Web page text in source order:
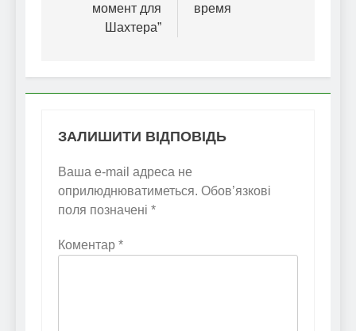
момент для
Шахтера”
время
ЗАЛИШИТИ ВІДПОВІДЬ
Ваша e-mail адреса не
оприлюднюватиметься. Обов’язкові
поля позначені *
Коментар *